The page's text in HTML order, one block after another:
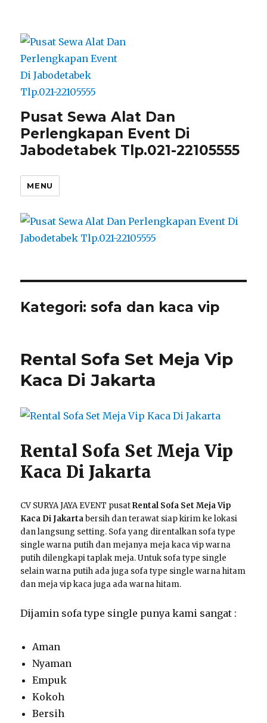
Pusat Sewa Alat Dan
Perlengkapan Event Di
Jabodetabek Tlp.021-22105555
MENU
Kategori:sofa dan kaca vip
Rental Sofa Set Meja Vip
Kaca Di Jakarta
Rental Sofa Set Meja Vip
Kaca Di Jakarta
CV SURYA JAYA EVENT pusatRental Sofa Set Meja Vip
Kaca Di Jakartabersih dan terawat siap kirim ke lokasi
dan langsung setting. Sofa yang direntalkan sofa type
single warna putih dan mejanya meja kaca vip warna
putih dilengkapi taplak meja. Untuk sofa type single
selain warna putih ada juga sofa type single warna hitam
dan meja vip kaca juga ada warna hitam.
Dijamin sofa type single punya kami sangat :
Aman
Nyaman
Empuk
Kokoh
Bersih